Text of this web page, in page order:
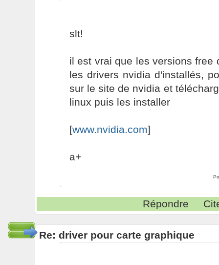
slt!
il est vrai que les versions free
les drivers nvidia d'installés,
sur le site de nvidia et
linux puis les installer
[www.nvidia.com]
a+
Répondre
Re: driver pour carte graphique